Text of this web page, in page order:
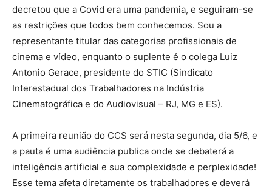
decretou que a Covid era uma pandemia, e seguiram-se
as restrições que todos bem conhecemos. Sou a
representante titular das categorias profissionais de
cinema e vídeo, enquanto o suplente é o colega Luiz
Antonio Gerace, presidente do STIC (Sindicato
Interestadual dos Trabalhadores na Indústria
Cinematográfica e do Audiovisual – RJ, MG e ES).
A primeira reunião do CCS será nesta segunda, dia 5/6, e
a pauta é uma audiência publica onde se debaterá a
inteligência artificial e sua complexidade e perplexidade!
Esse tema afeta diretamente os trabalhadores e deverá